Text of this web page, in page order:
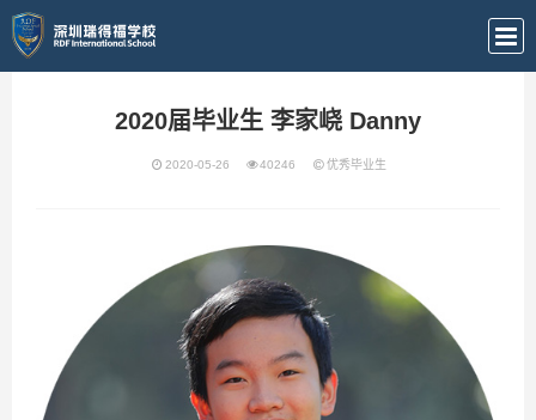
2020届毕业生 李家峣 Danny
2020-05-26 40246 优秀毕业生